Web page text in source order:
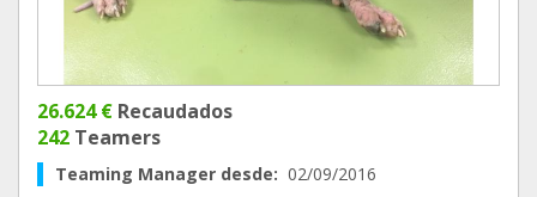
26.624 € Recaudados
242 Teamers
Teaming Manager desde: 02/09/2016